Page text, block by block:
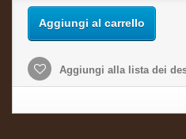
Aggiungi al carrello
Aggiungi alla lista dei